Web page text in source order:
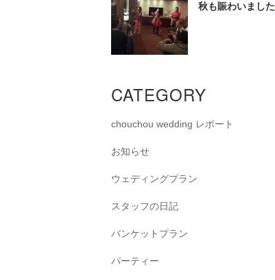
秋も賑わいました
CATEGORY
chouchou wedding レポート
お知らせ
ウェディングプラン
スタッフの日記
バンケットプラン
パーティー